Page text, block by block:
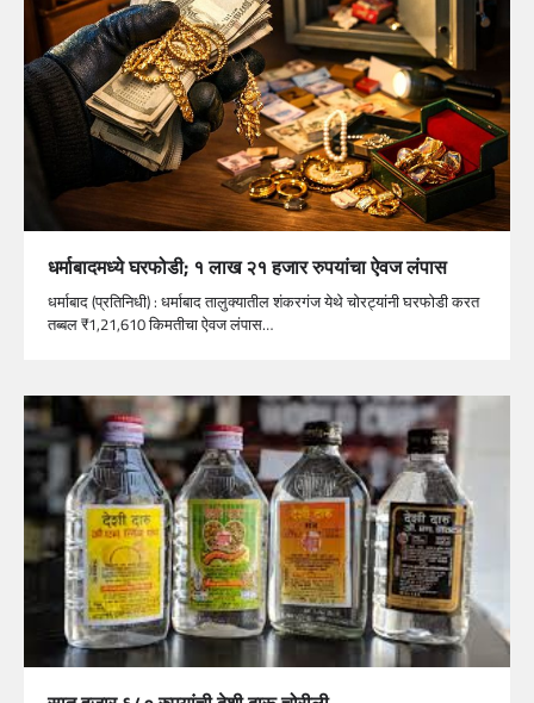
धर्माबादमध्ये घरफोडी; १ लाख २१ हजार रुपयांचा ऐवज लंपास
धर्माबाद (प्रतिनिधी) : धर्माबाद तालुक्यातील शंकरगंज येथे चोरट्यांनी घरफोडी करत
तब्बल ₹1,21,610 किमतीचा ऐवज लंपास…